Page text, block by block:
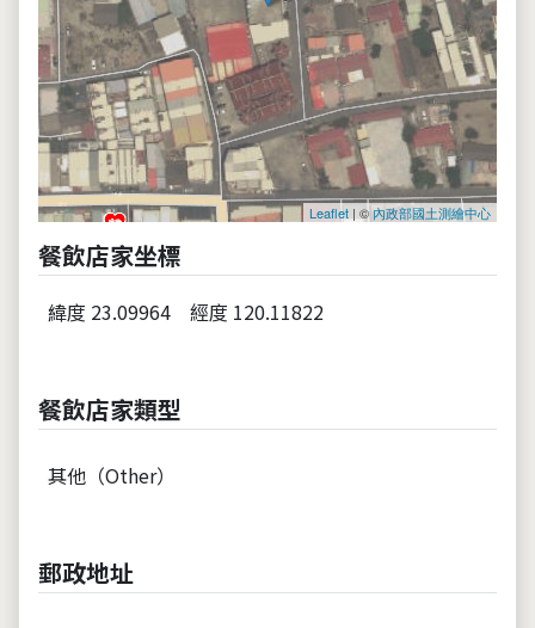
Leaflet | ©內政部國土測繪中心
餐飲店家坐標
緯度 23.09964 經度 120.11822
餐飲店家類型
其他（Other）
郵政地址